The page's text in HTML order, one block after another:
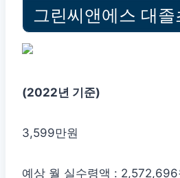
그린씨앤에스 대
(2022년 기준)
3,599만원
예상 월 실수령액 : 2,572,696